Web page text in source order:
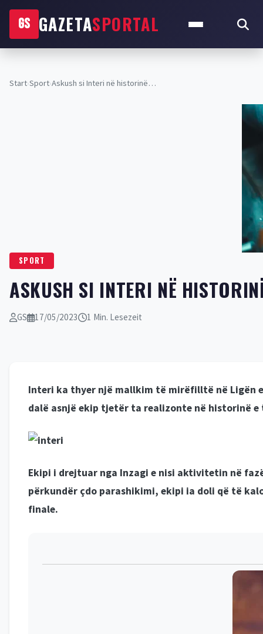
GS GAZETASPORTAL
Start›Sport›Askush si Interi në historinë…
SPORT
ASKUSH SI INTERI NË
GS 17/05/2023 1 Min. Lesezeit
Interi ka thyer një mallkim të mirëfilltë në Ligën
dalë asnjë ekip tjetër ta realizonte në historinë
Ekipi i drejtuar nga Inzagi e nisi aktivitetin në
përkundër çdo parashikimi, ekipi ia doli që të
finale.